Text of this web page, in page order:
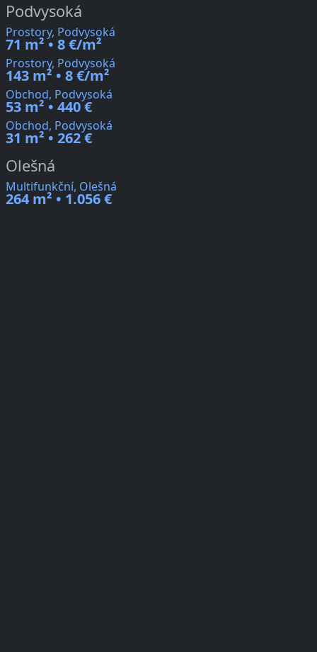
Podvysoká
Prostory, Podvysoká
71 m² • 8 €/m²
Prostory, Podvysoká
143 m² • 8 €/m²
Obchod, Podvysoká
53 m² • 440 €
Obchod, Podvysoká
31 m² • 262 €
Olešná
Multifunkční, Olešná
264 m² • 1.056 €